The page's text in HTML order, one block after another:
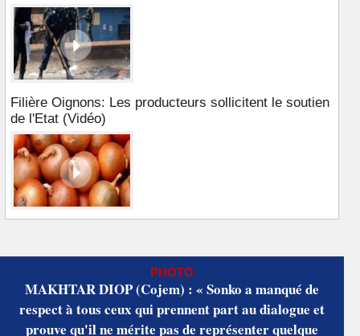
Filière Oignons: Les producteurs sollicitent le soutien
de l'Etat (Vidéo)
PHOTO
MAKHTAR DIOP (Cojem) : « Sonko a manqué de
respect à tous ceux qui prennent part au dialogue et
prouve qu'il ne mérite pas de représenter quelque